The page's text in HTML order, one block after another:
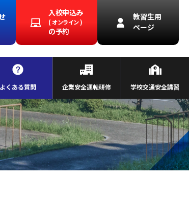
入校申込み
( オンライン )
の予約
教習生用
ページ
よくある質問 企業安全運転研修 学校交通安全講習